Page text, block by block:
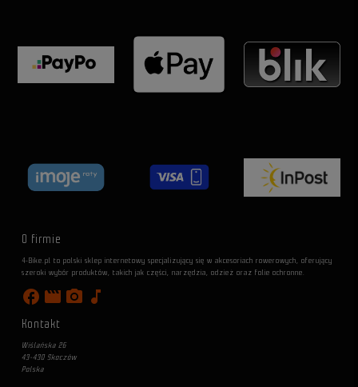
O firmie
4-Bike.pl to polski sklep internetowy specjalizujący się w akcesoriach rowerowych, oferujący
szeroki wybór produktów, takich jak części, narzędzia, odzież oraz folie ochronne.
facebook movie photo_camera music_note
Kontakt
Wiślańska 26
43-430 Skoczów
Polska